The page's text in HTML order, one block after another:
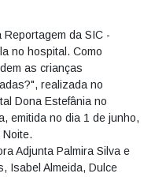
Reportagem da SIC -
no hospital. Como
as crianças
realizada no
Dona Estefânia no
emitida no dia 1 de junho,
Adjunta Palmira Silva e
Isabel Almeida, Dulce